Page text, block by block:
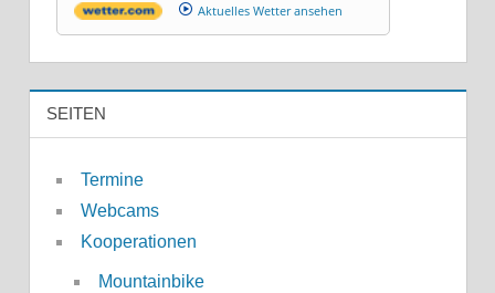
Aktuelles Wetter ansehen
SEITEN
Termine
Webcams
Kooperationen
Mountainbike